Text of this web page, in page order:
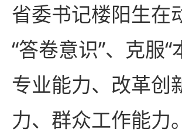
省委书记楼阳生在
“答卷意识”、克服
专业能力、改革创
力、群众工作能力